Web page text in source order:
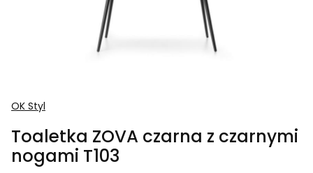
OK Styl
Toaletka ZOVA czarna z czarnymi
nogami T103